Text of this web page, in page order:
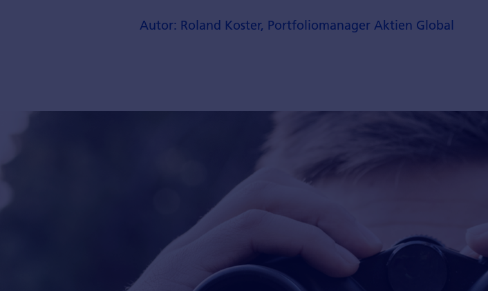
Autor: Roland Koster, Portfoliomanager Aktien Global